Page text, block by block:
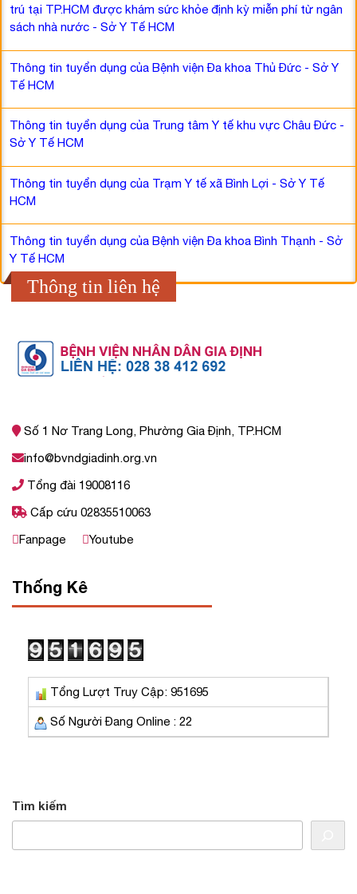
trú tại TP.HCM được khám sức khỏe định kỳ miễn phí từ ngân
sách nhà nước - Sở Y Tế HCM
Thông tin tuyển dụng của Bệnh viện Đa khoa Thủ Đức - Sở Y
Tế HCM
Thông tin tuyển dụng của Trung tâm Y tế khu vực Châu Đức -
Sở Y Tế HCM
Thông tin tuyển dụng của Trạm Y tế xã Bình Lợi - Sở Y Tế
HCM
Thông tin tuyển dụng của Bệnh viện Đa khoa Bình Thạnh - Sở
Y Tế HCM
Thông tin liên hệ
Số 1 Nơ Trang Long, Phường Gia Định, TP.HCM
info@bvndgiadinh.org.vn
Tổng đài 19008116
Cấp cứu 02835510063
Fanpage
Youtube
Thống Kê
Tổng Lượt Truy Cập: 951695
Số Người Đang Online : 22
Tìm kiếm